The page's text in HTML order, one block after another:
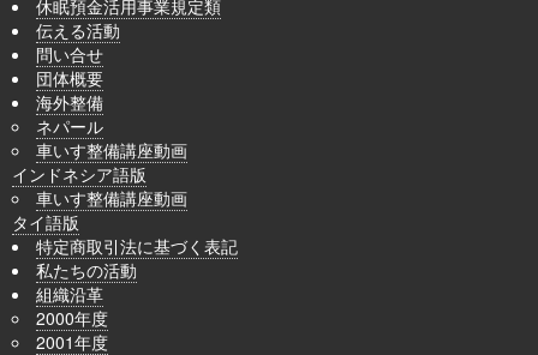
休眠預金活用事業規定類
伝える活動
問い合せ
団体概要
海外整備
ネパール
車いす整備講座動画
インドネシア語版
車いす整備講座動画
タイ語版
特定商取引法に基づく表記
私たちの活動
組織沿革
2000年度
2001年度